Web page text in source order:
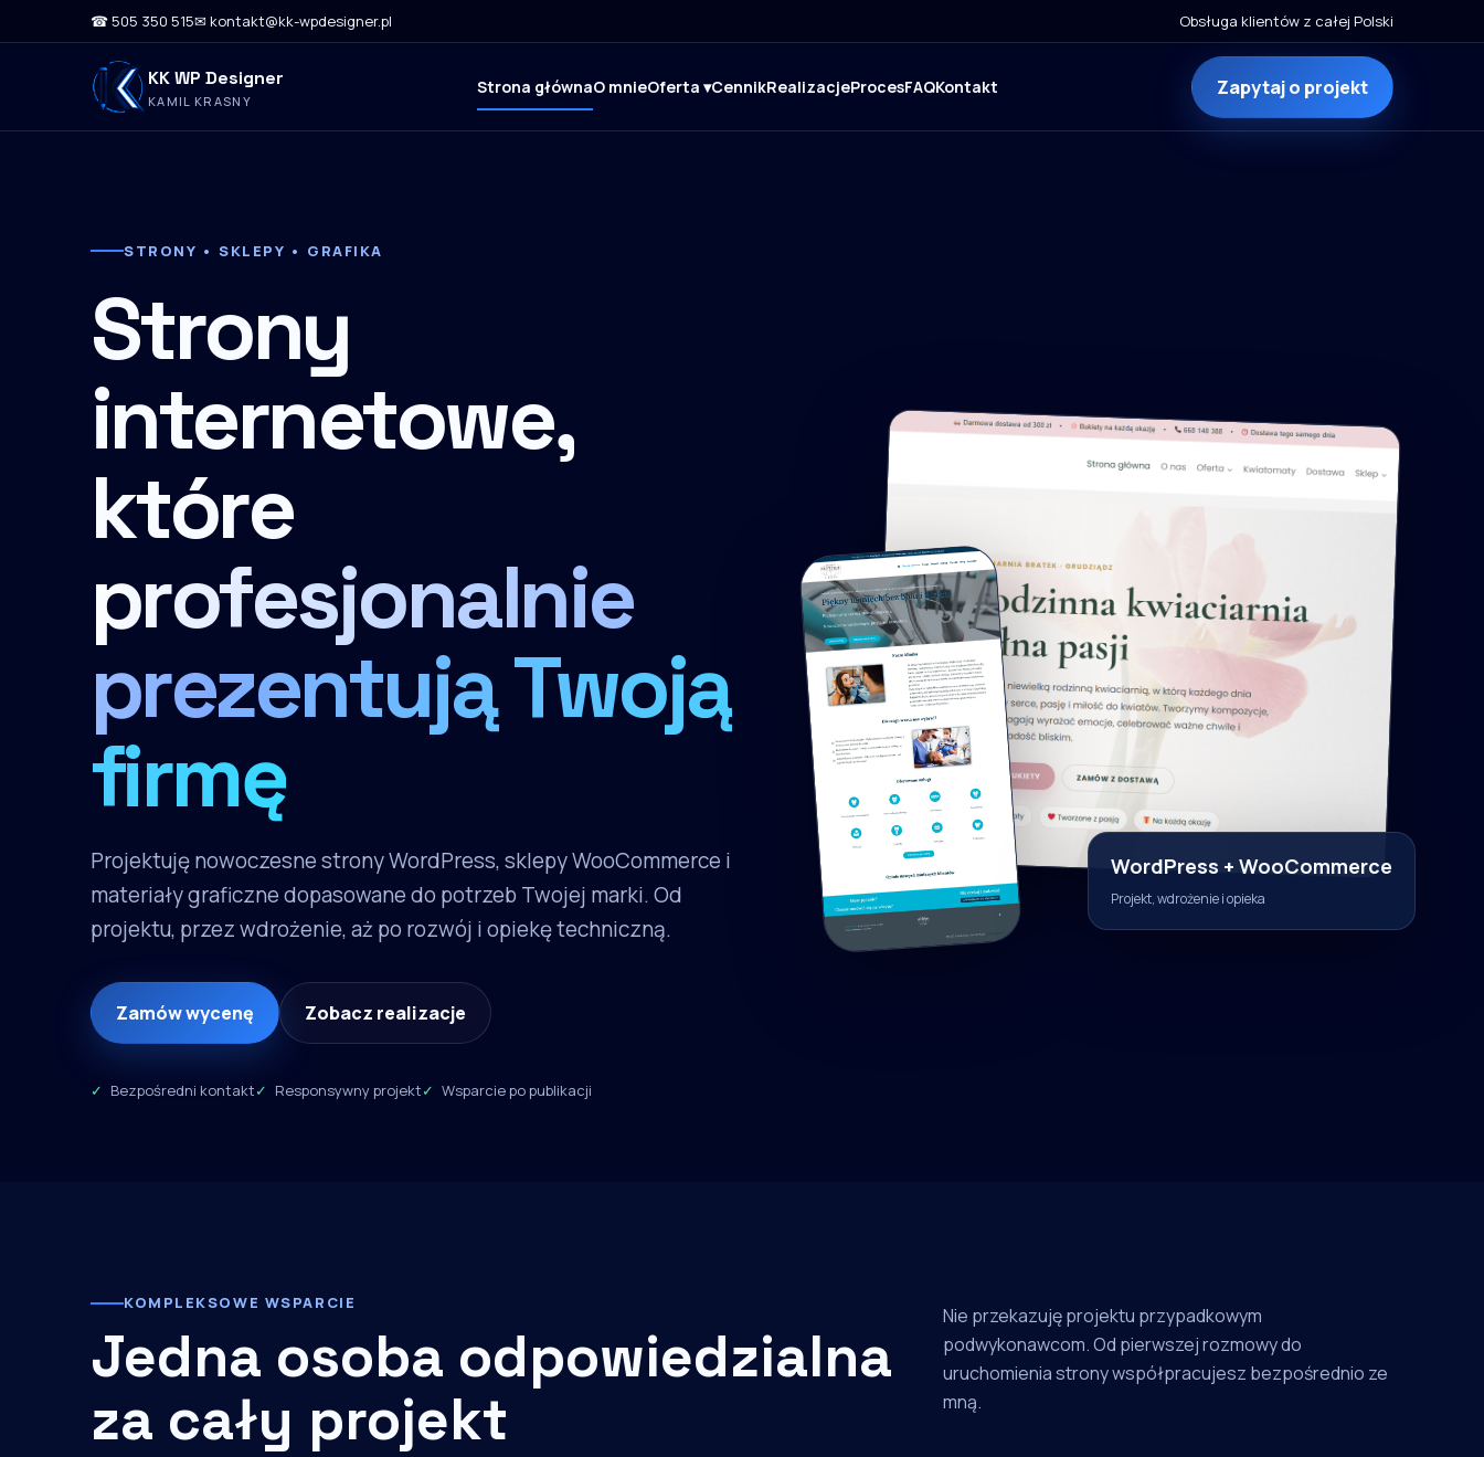
☎ 505 350 515✉ kontakt@kk-wpdesigner.pl Obsługa klientów z całej Polski
KK WP Designer
KAMIL KRASNY
Strona głównaO mnieOferta ▾CennikRealizacjeProcesFAQKontakt Zapytaj o projekt
STRONY • SKLEPY • GRAFIKA
Strony
internetowe,
które
profesjonalnie
prezentują Twoją
firmę
Projektuję nowoczesne strony WordPress, sklepy WooCommerce i
materiały graficzne dopasowane do potrzeb Twojej marki. Od
projektu, przez wdrożenie, aż po rozwój i opiekę techniczną.
Zamów wycenę Zobacz realizacje
Bezpośredni kontakt Responsywny projekt Wsparcie po publikacji
WordPress + WooCommerce
Projekt, wdrożenie i opieka
KOMPLEKSOWE WSPARCIE
Jedna osoba odpowiedzialna
za cały projekt
Nie przekazuję projektu przypadkowym
podwykonawcom. Od pierwszej rozmowy do
uruchomienia strony współpracujesz bezpośrednio ze
mną.